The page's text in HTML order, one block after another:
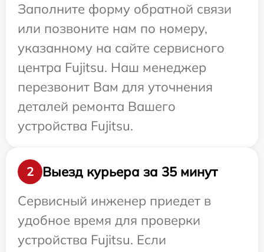
Заполните форму обратной связи
или позвоните нам по номеру,
указанному на сайте сервисного
центра Fujitsu. Наш менеджер
перезвонит Вам для уточнения
деталей ремонта Вашего
устройства Fujitsu.
2
Выезд курьера за 35 минут
Сервисный инженер приедет в
удобное время для проверки
устройства Fujitsu. Если